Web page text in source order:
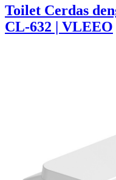
Toilet Cerdas
CL-632 | VLEEO